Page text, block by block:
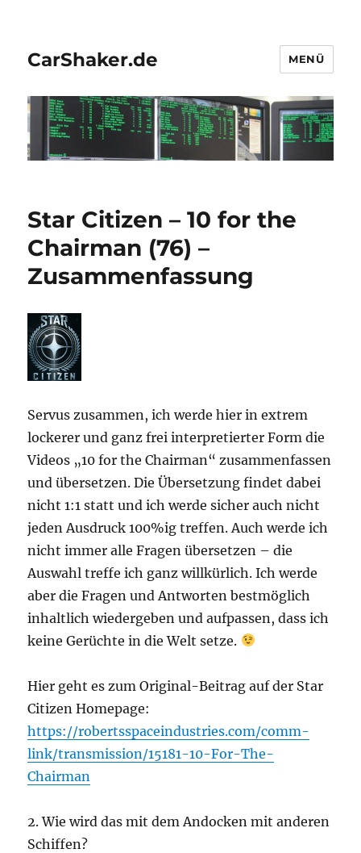
CarShaker.de MENÜ
Star Citizen – 10 for the
Chairman (76) –
Zusammenfassung
Servus zusammen, ich werde hier in extrem
lockerer und ganz frei interpretierter Form die
Videos „10 for the Chairman“ zusammenfassen
und übersetzen. Die Übersetzung findet dabei
nicht 1:1 statt und ich werde sicher auch nicht
jeden Ausdruck 100%ig treffen. Auch werde ich
nicht immer alle Fragen übersetzen – die
Auswahl treffe ich ganz willkürlich. Ich werde
aber die Fragen und Antworten bestmöglich
inhaltlich wiedergeben und aufpassen, dass ich
keine Gerüchte in die Welt setze.
Hier geht es zum Original-Beitrag auf der Star
Citizen Homepage:
https://robertsspaceindustries.com/comm-
link/transmission/15181-10-For-The-
Chairman
2. Wie wird das mit dem Andocken mit anderen
Schiffen?